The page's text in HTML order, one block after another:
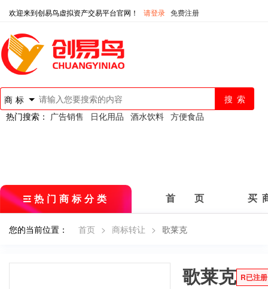
欢迎来到创易鸟虚拟资产交易平台官网！ 请登录 免费注册
商标
热门搜索： 广告销售 日化用品 酒水饮料 方便食品
热门商标分类 首 页 买
您的当前位置： 首页 > 商标转让 > 歌莱克
歌莱克 R已注册